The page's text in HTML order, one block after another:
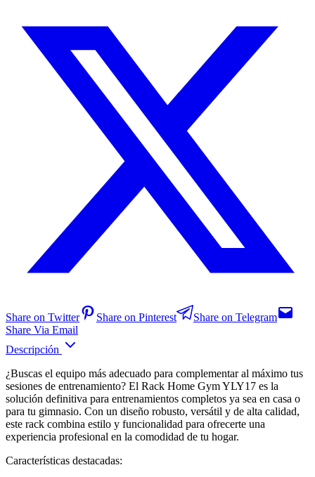
Share on Twitter Share on Pinterest
Share on Telegram
Share Via Email
Descripción
¿Buscas el equipo más adecuado para complementar al máximo tus
sesiones de entrenamiento? El Rack Home Gym YLY17 es la
solución definitiva para entrenamientos completos ya sea en casa o
para tu gimnasio. Con un diseño robusto, versátil y de alta calidad,
este rack combina estilo y funcionalidad para ofrecerte una
experiencia profesional en la comodidad de tu hogar.
Características destacadas: